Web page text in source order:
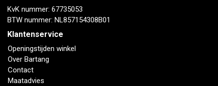
KvK nummer: 67735053
BTW nummer: NL857154308B01
Klantenservice
Openingstijden winkel
Over Bartang
Contact
Maatadvies